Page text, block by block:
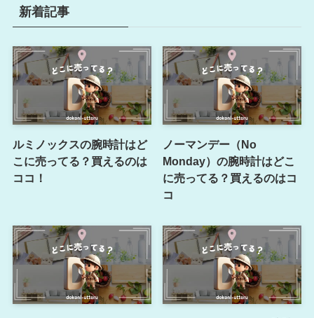
新着記事
ルミノックスの腕時計はど
こに売ってる？買えるのは
ココ！
ノーマンデー（No
Monday）の腕時計はどこ
に売ってる？買えるのはコ
コ